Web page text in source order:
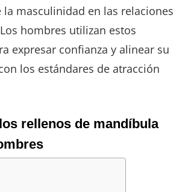
la masculinidad en las relaciones
hombres utilizan estos
expresar confianza y alinear su
los estándares de atracción
rellenos de mandíbula